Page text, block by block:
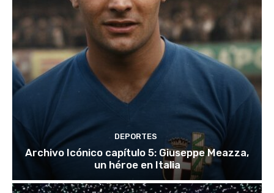
DEPORTES
Archivo Icónico capítulo 5: Giuseppe Meazza,
un héroe en Italia